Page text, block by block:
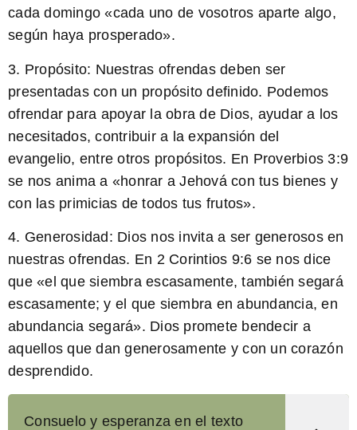
cada domingo «cada uno de vosotros aparte algo,
según haya prosperado».
3. Propósito: Nuestras ofrendas deben ser
presentadas con un propósito definido. Podemos
ofrendar para apoyar la obra de Dios, ayudar a los
necesitados, contribuir a la expansión del
evangelio, entre otros propósitos. En Proverbios 3:9
se nos anima a «honrar a Jehová con tus bienes y
con las primicias de todos tus frutos».
4. Generosidad: Dios nos invita a ser generosos en
nuestras ofrendas. En 2 Corintios 9:6 se nos dice
que «el que siembra escasamente, también segará
escasamente; y el que siembra en abundancia, en
abundancia segará». Dios promete bendecir a
aquellos que dan generosamente y con un corazón
desprendido.
Consuelo y esperanza en el texto